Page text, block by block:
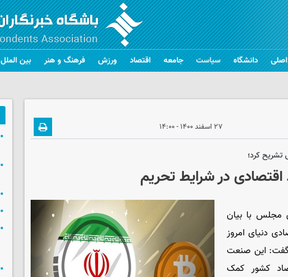
دانشگاه سیاست جامعه اقتصاد ورزش فرهنگ و هنر بین الملل
۲۷ اسفند ۱۴۰۰ - ۱۴:۰۰
کرد؛
اقتصادی در شرایط تحریم
مجلس با بیان
دنیای امروز
گفت: این صنعت
کشور کمک